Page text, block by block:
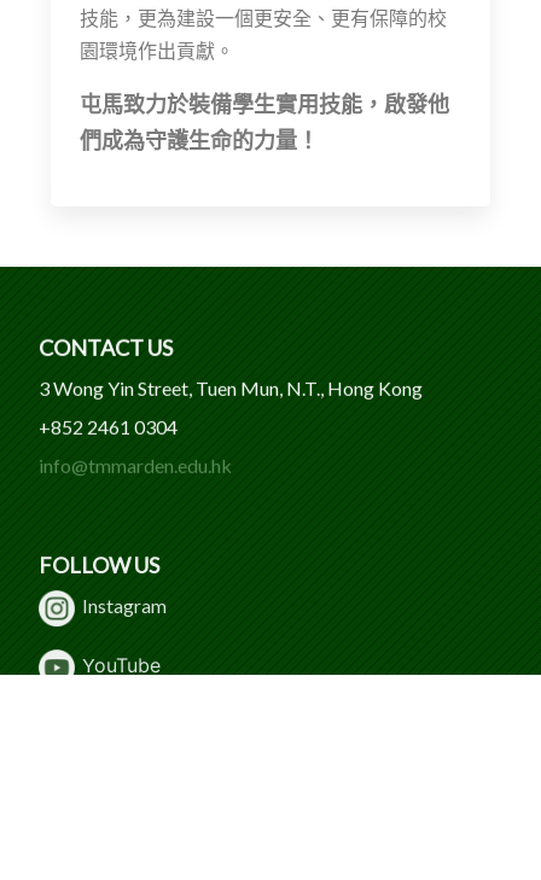
技能，更為建設一個更安全、更有保障的校
園環境作出貢獻。
屯馬致力於裝備學生實用技能，啟發他
們成為守護生命的力量！
CONTACT US
3 Wong Yin Street, Tuen Mun, N.T., Hong Kong
+852 2461 0304
info@tmmarden.edu.hk
FOLLOW US
Instagram
YouTube